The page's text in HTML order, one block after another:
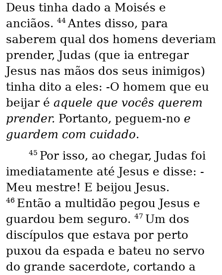
Deus tinha dado a Moisés e
anciãos. 44 Antes disso, para
saberem qual dos homens deveriam
prender, Judas (que ia entregar
Jesus nas mãos dos seus inimigos)
tinha dito a eles: -O homem que eu
beijar é aquele que vocês querem
prender. Portanto, peguem-no e
guardem com cuidado.
45 Por isso, ao chegar, Judas foi
imediatamente até Jesus e disse: -
Meu mestre! E beijou Jesus.
46 Então a multidão pegou Jesus e
guardou bem seguro. 47 Um dos
discípulos que estava por perto
puxou da espada e bateu no servo
do grande sacerdote, cortando a